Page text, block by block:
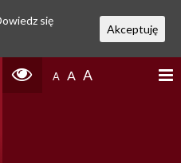
A A A
się
Akceptuję